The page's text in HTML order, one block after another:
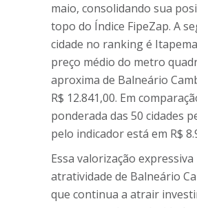
maio, consolidando sua
topo do Índice FipeZap. A
cidade no ranking é
preço médio do metro
aproxima de Balneário
R$ 12.841,00. Em
ponderada das 50 cidades
pelo indicador está em R$
Essa valorização
atratividade de Balneário
que continua a atrair